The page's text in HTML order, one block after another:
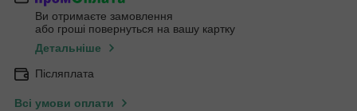
Ви отримаєте замовлення
або гроші повернуться на вашу картку
Детальніше
Післяплата
Всі умови оплати